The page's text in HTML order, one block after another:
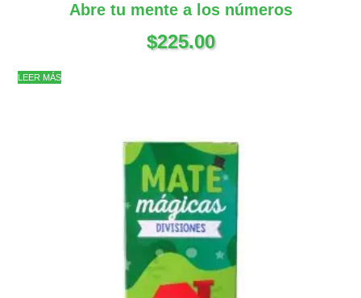
Abre tu mente a los números
$225.00
LEER MÁS